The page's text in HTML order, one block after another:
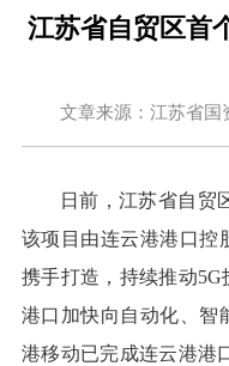
江苏省自贸区首
文章来源：江苏省
日前，江苏省自贸
该项目由连云港港口控
携手打造，持续推动
港口加快向自动化、智
港移动已完成连云港港